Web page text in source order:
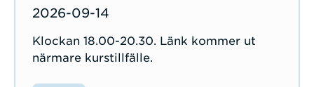
2026-09-14
Klockan 18.00-20.30. Länk kommer ut
närmare kurstillfälle.